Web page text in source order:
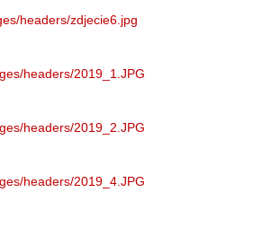
headers/zdjecie6.jpg
headers/2019_1.JPG
headers/2019_2.JPG
headers/2019_4.JPG